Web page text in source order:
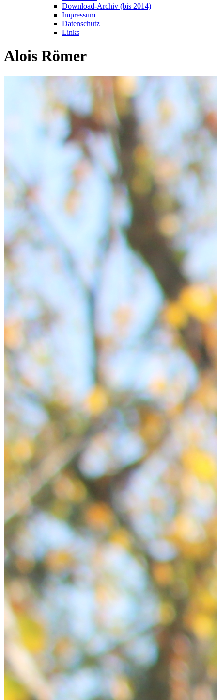
Download-Archiv (bis 2014)
Impressum
Datenschutz
Links
Alois Römer